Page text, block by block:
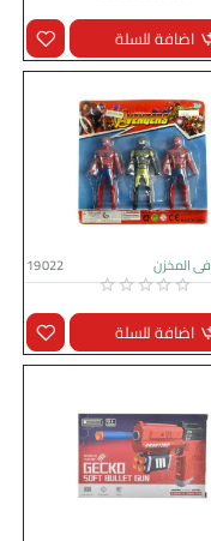
اضافة للسلة
فى المخزن 19022
اضافة للسلة